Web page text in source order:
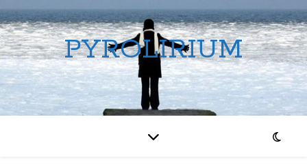
PYROLIRIUM